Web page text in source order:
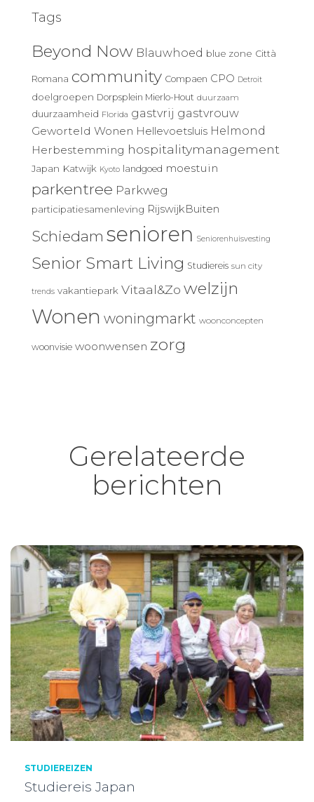
Tags
Beyond Now Blauwhoed blue zone Città
Romana community Compaen CPO Detroit
doelgroepen Dorpsplein Mierlo-Hout duurzaam
duurzaamheid Florida gastvrij gastvrouw
Geworteld Wonen Hellevoetsluis Helmond
Herbestemming hospitalitymanagement
Japan Katwijk Kyoto landgoed moestuin
parkentree Parkweg
participatiesamenleving RijswijkBuiten
Schiedam senioren Seniorenhuisvesting
Senior Smart Living Studiereis sun city
trends vakantiepark Vitaal&Zo welzijn
Wonen woningmarkt woonconcepten
woonvisie woonwensen zorg
Gerelateerde
berichten
STUDIEREIZEN
Studiereis Japan